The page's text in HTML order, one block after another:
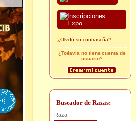
¿Olvidó su contraseña?
¿Todavía no tiene cuenta de
usuario?
Buscador de Razas:
Raza: